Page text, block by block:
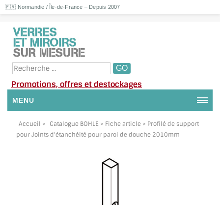
🇫🇷 Normandie / Île-de-France – Depuis 2007
Promotions, offres et destockages
MENU
NOUS CONTACTER
Accueil > Catalogue BOHLE > Fiche article > Profilé de support
pour Joints d'étanchéité pour paroi de douche 2010mm